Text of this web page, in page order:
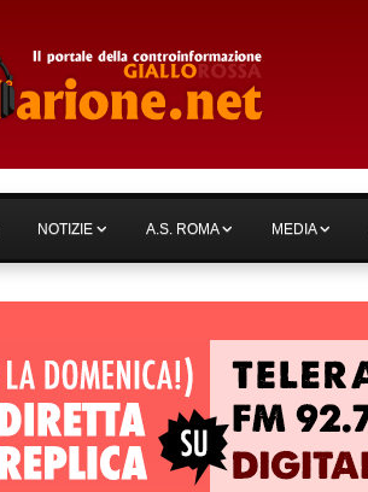
NOTIZIE A.S. ROMA MEDIA